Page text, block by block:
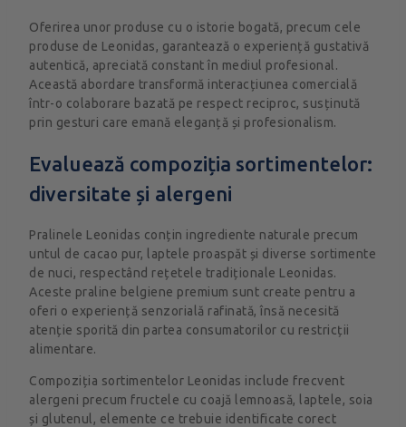
Oferirea unor produse cu o istorie bogată, precum cele
produse de Leonidas, garantează o experiență gustativă
autentică, apreciată constant în mediul profesional.
Această abordare transformă interacțiunea comercială
într-o colaborare bazată pe respect reciproc, susținută
prin gesturi care emană eleganță și profesionalism.
Evaluează compoziția sortimentelor:
diversitate și alergeni
Pralinele Leonidas conțin ingrediente naturale precum
untul de cacao pur, laptele proaspăt și diverse sortimente
de nuci, respectând rețetele tradiționale Leonidas.
Aceste praline belgiene premium sunt create pentru a
oferi o experiență senzorială rafinată, însă necesită
atenție sporită din partea consumatorilor cu restricții
alimentare.
Compoziția sortimentelor Leonidas include frecvent
alergeni precum fructele cu coajă lemnoasă, laptele, soia
și glutenul, elemente ce trebuie identificate corect